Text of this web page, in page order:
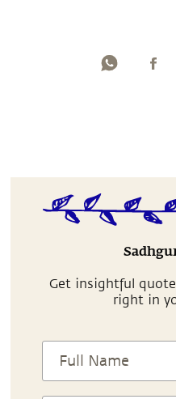
Get insightful
right in